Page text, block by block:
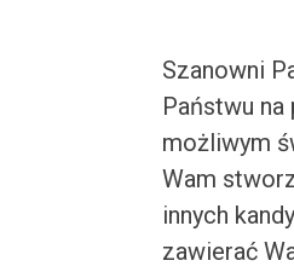
Szanowni
Państwu
możliwym
Wam
innych
zawierać